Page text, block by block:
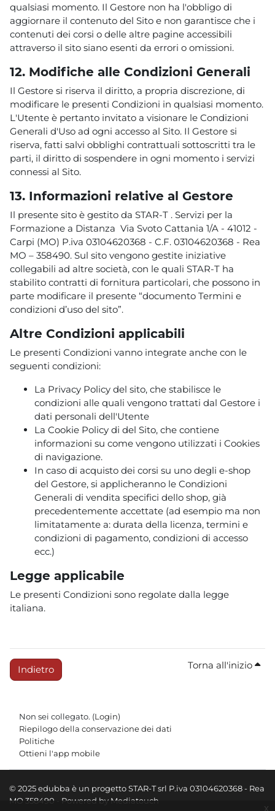
x
qualsiasi momento. Il Gestore non ha l'obbligo di
aggiornare il contenuto del Sito e non garantisce che i
contenuti dei corsi o delle altre pagine accessibili
attraverso il sito siano esenti da errori o omissioni.
12. Modifiche alle Condizioni Generali
Il Gestore si riserva il diritto, a propria discrezione, di
modificare le presenti Condizioni in qualsiasi momento.
L'Utente è pertanto invitato a visionare le Condizioni
Generali d'Uso ad ogni accesso al Sito. Il Gestore si
riserva, fatti salvi obblighi contrattuali sottoscritti tra le
parti, il diritto di sospendere in ogni momento i servizi
connessi al Sito.
13. Informazioni relative al Gestore
Il presente sito è gestito da STAR-T . Servizi per la
Formazione a Distanza Via Svoto Cattania 1/A - 41012 -
Carpi (MO) P.iva 03104620368 - C.F. 03104620368 - Rea
MO – 358490. Sul sito vengono gestite iniziative
collegabili ad altre società, con le quali STAR-T ha
stabilito contratti di fornitura particolari, che possono in
parte modificare il presente “documento Termini e
condizioni d’uso del sito”.
Altre Condizioni applicabili
Le presenti Condizioni vanno integrate anche con le
seguenti condizioni:
La Privacy Policy del sito, che stabilisce le
condizioni alle quali vengono trattati dal Gestore i
dati personali dell'Utente
La Cookie Policy di del Sito, che contiene
informazioni su come vengono utilizzati i Cookies
di navigazione.
In caso di acquisto dei corsi su uno degli e-shop
del Gestore, si applicheranno le Condizioni
Generali di vendita specifici dello shop, già
precedentemente accettate (ad esempio ma non
limitatamente a: durata della licenza, termini e
condizioni di pagamento, condizioni di accesso
ecc.)
Legge applicabile
Le presenti Condizioni sono regolate dalla legge
italiana.
Indietro Torna all'inizio
Non sei collegato. (Login)
Riepilogo della conservazione dei dati
Politiche
Ottieni l'app mobile
© 2025 edubba è un progetto STAR-T srl P.iva 03104620368 - Rea
MO 358490 - Powered by Mediatouch